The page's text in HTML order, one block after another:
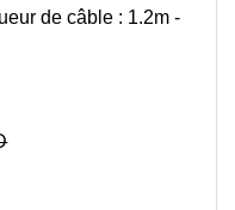
de câble : 1.2m -